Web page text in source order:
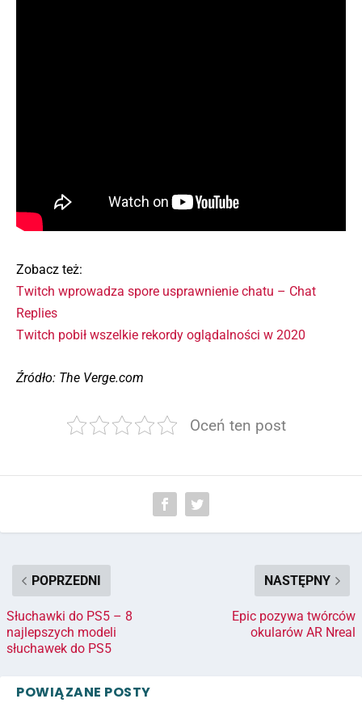
Zobacz też:
Twitch wprowadza spore usprawnienie chatu – Chat
Replies
Twitch pobił wszelkie rekordy oglądalności w 2020
Źródło: The Verge.com
Oceń ten post
POPRZEDNI
Słuchawki do PS5 – 8
najlepszych modeli
słuchawek do PS5
NASTĘPNY
Epic pozywa twórców
okularów AR Nreal
POWIĄZANE POSTY